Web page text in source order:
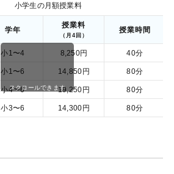
小学生の月額授業料
学年
授業料
（月4回）
授業時間
小1〜4 8,250円 40分
小1〜6 14,850円 80分
小4〜6 19,250円 80分
小3〜6 14,300円 80分
スクロールできます